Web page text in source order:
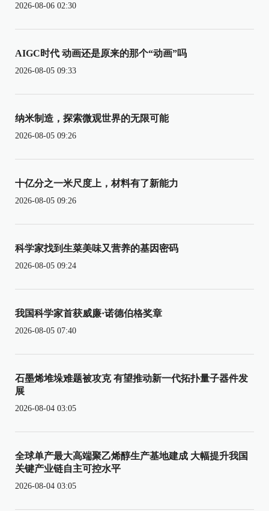
2026-08-06 02:30
AIGC时代 动画还是原来的那个“动画”吗
2026-08-05 09:33
纳米制造，探索微观世界的无限可能
2026-08-05 09:26
十亿分之一米尺度上，材料有了新能力
2026-08-05 09:26
科学家找到生菜美味又营养的基因密码
2026-08-05 09:24
我国科学家首获威廉·诺德伯格奖章
2026-08-05 07:40
石墨烯堆垛难题被攻克 有望推动新一代拓扑量子器件发
展
2026-08-04 03:05
全球单产最大高端聚乙烯醇生产基地建成 大幅提升我国
关键产业链自主可控水平
2026-08-04 03:05